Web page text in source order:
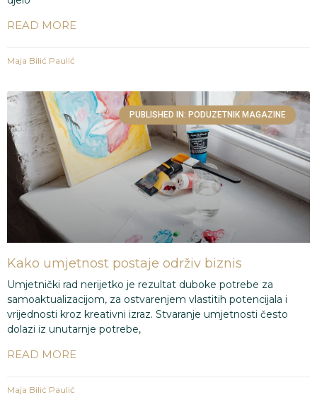
READ MORE
Maja Bilić Paulić
PUBLISHED IN: PODUZETNIK MAGAZINE
Kako umjetnost postaje održiv biznis
Umjetnički rad nerijetko je rezultat duboke potrebe za
samoaktualizacijom, za ostvarenjem vlastitih potencijala i
vrijednosti kroz kreativni izraz. Stvaranje umjetnosti često
dolazi iz unutarnje potrebe,
READ MORE
Maja Bilić Paulić